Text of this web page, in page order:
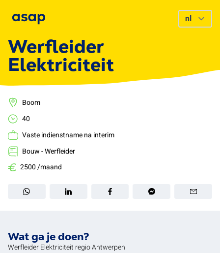
Werfleider
Elektriciteit
Boom
40
Vaste indienstname na interim
Bouw - Werfleider
2500 /maand
Wat ga je doen?
Werfleider Elektriciteit regio Antwerpen